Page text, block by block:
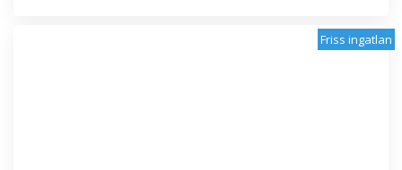
Friss ingatlan